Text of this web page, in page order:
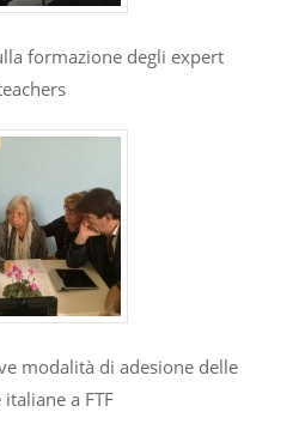
formazione degli expert
modalità di adesione delle
italiane a FTF